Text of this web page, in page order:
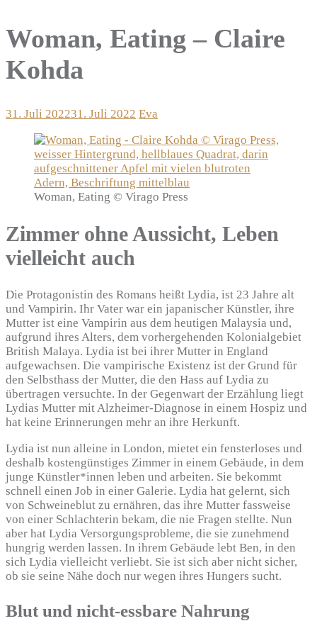
Woman, Eating – Claire
Kohda
31. Juli 202231. Juli 2022 Eva
Woman, Eating © Virago Press
Zimmer ohne Aussicht, Leben
vielleicht auch
Die Protagonistin des Romans heißt Lydia, ist 23 Jahre alt
und Vampirin. Ihr Vater war ein japanischer Künstler, ihre
Mutter ist eine Vampirin aus dem heutigen Malaysia und,
aufgrund ihres Alters, dem vorhergehenden Kolonialgebiet
British Malaya. Lydia ist bei ihrer Mutter in England
aufgewachsen. Die vampirische Existenz ist der Grund für
den Selbsthass der Mutter, die den Hass auf Lydia zu
übertragen versuchte. In der Gegenwart der Erzählung liegt
Lydias Mutter mit Alzheimer-Diagnose in einem Hospiz und
hat keine Erinnerungen mehr an ihre Herkunft.
Lydia ist nun alleine in London, mietet ein fensterloses und
deshalb kostengünstiges Zimmer in einem Gebäude, in dem
junge Künstler*innen leben und arbeiten. Sie bekommt
schnell einen Job in einer Galerie. Lydia hat gelernt, sich
von Schweineblut zu ernähren, das ihre Mutter fassweise
von einer Schlachterin bekam, die nie Fragen stellte. Nun
aber hat Lydia Versorgungsprobleme, die sie zunehmend
hungrig werden lassen. In ihrem Gebäude lebt Ben, in den
sich Lydia vielleicht verliebt. Sie ist sich aber nicht sicher,
ob sie seine Nähe doch nur wegen ihres Hungers sucht.
Blut und nicht-essbare Nahrung